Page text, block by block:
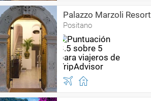
Palazzo Marzoli Resort
Positano